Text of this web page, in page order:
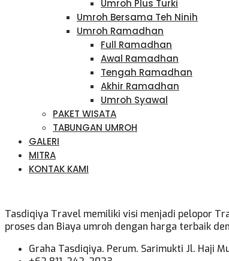
Umroh Plus Turki
Umroh Bersama Teh Ninih
Umroh Ramadhan
Full Ramadhan
Awal Ramadhan
Tengah Ramadhan
Akhir Ramadhan
Umroh Syawal
PAKET WISATA
TABUNGAN UMROH
GALERI
MITRA
KONTAK KAMI
Tasdiqiya Travel memiliki visi menjadi pelopor
proses dan Biaya umroh dengan harga terbaik
Graha Tasdiqiya. Perum. Sarimukti Jl. Haji